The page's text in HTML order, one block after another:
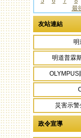
頁面
最
友站連結
明
明道普霖
OLYMPUS
災害示
政令宣導